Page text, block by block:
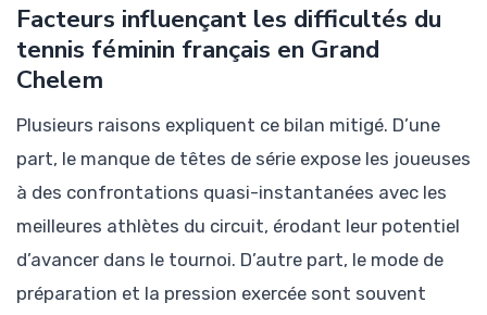
Facteurs influençant les difficultés du
tennis féminin français en Grand
Chelem
Plusieurs raisons expliquent ce bilan mitigé. D’une
part, le manque de têtes de série expose les joueuses
à des confrontations quasi-instantanées avec les
meilleures athlètes du circuit, érodant leur potentiel
d’avancer dans le tournoi. D’autre part, le mode de
préparation et la pression exercée sont souvent